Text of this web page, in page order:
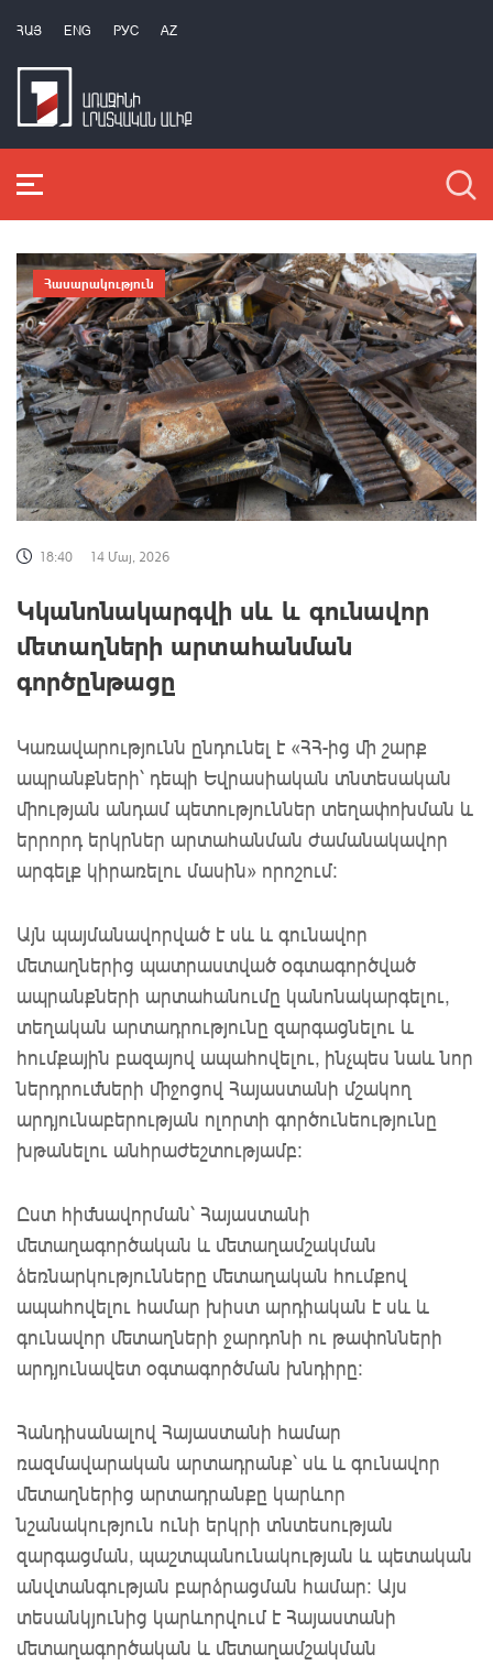
ՀԱՅ ENG РУС AZ
Հասարակություն
18:40 14 Մայ, 2026
Կկանոնակարգվի սև և գունավոր
մետաղների արտահանման
գործընթացը
Կառավարությունն ընդունել է «ՀՀ-ից մի շարք
ապրանքների՝ դեպի Եվրասիական տնտեսական
միության անդամ պետություններ տեղափոխման և
երրորդ երկրներ արտահանման ժամանակավոր
արգելք կիրառելու մասին» որոշում։
Այն պայմանավորված է սև և գունավոր
մետաղներից պատրաստված օգտագործված
ապրանքների արտահանումը կանոնակարգելու,
տեղական արտադրությունը զարգացնելու և
հումքային բազայով ապահովելու, ինչպես նաև նոր
ներդրումների միջոցով Հայաստանի մշակող
արդյունաբերության ոլորտի գործունեությունը
խթանելու անհրաժեշտությամբ:
Ըստ հիմնավորման՝ Հայաստանի
մետաղագործական և մետաղամշակման
ձեռնարկությունները մետաղական հումքով
ապահովելու համար խիստ արդիական է սև և
գունավոր մետաղների ջարդոնի ու թափոնների
արդյունավետ օգտագործման խնդիրը։
Հանդիսանալով Հայաստանի համար
ռազմավարական արտադրանք՝ սև և գունավոր
մետաղներից արտադրանքը կարևոր
նշանակություն ունի երկրի տնտեսության
զարգացման, պաշտպանունակության և պետական
անվտանգության բարձրացման համար։ Այս
տեսանկյունից կարևորվում է Հայաստանի
մետաղագործական և մետաղամշակման